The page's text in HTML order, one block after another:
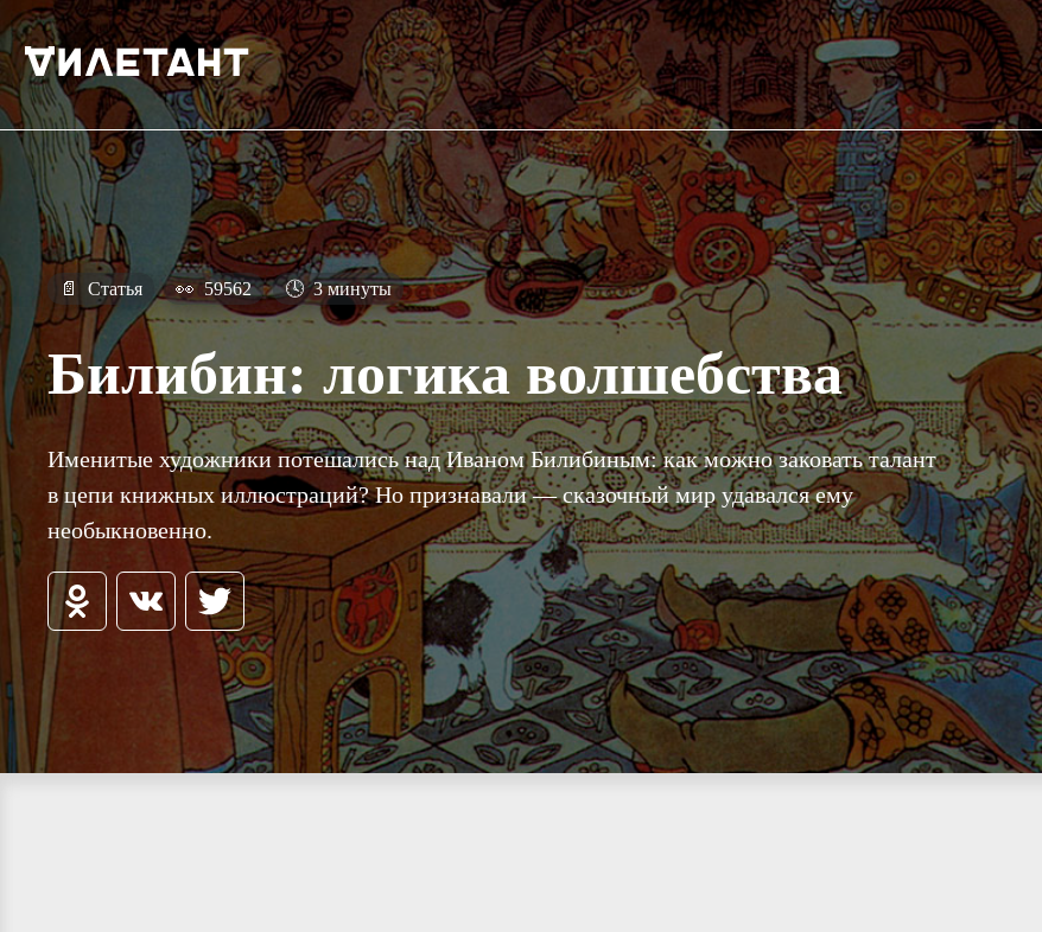
📄 Статья 👀 59562 🕓 3 минуты
Билибин: логика волшебства
Именитые художники потешались над Иваном Билибиным: как можно заковать талант
в цепи книжных иллюстраций? Но признавали — сказочный мир удавался ему
необыкновенно.